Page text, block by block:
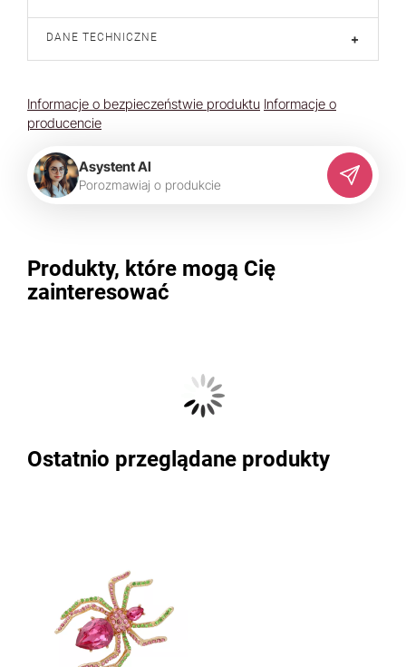
DANE TECHNICZNE +
Informacje o bezpieczeństwie produktu Informacje o
producencie
Asystent AI
Porozmawiaj o produkcie
Produkty, które mogą Cię
zainteresować
Ostatnio przeglądane produkty